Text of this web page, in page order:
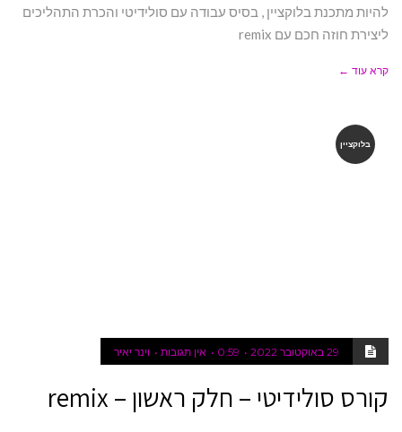
להיות מתכנת בלוקציין , בסיס עבודה עם סולידיטי והכרת התהליכים
ליצירת חוזה חכם עם remix
קרא עוד ←
בלוקציין
29 באוקטובר 2022 0:59 אין תגובות וינר יאיר
קורס סולידיטי – חלק ראשון – remix